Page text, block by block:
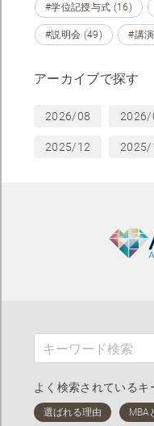
#学位記授与式 (16)
#説明会 (49) #講
アーカイブで探す
2026/08 2026/
2025/12 2025/
よく検索されているキ